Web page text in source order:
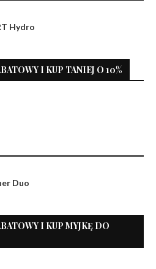
Hydro
I KUP TANIEJ O 10%
Duo
I KUP MYJKĘ DO